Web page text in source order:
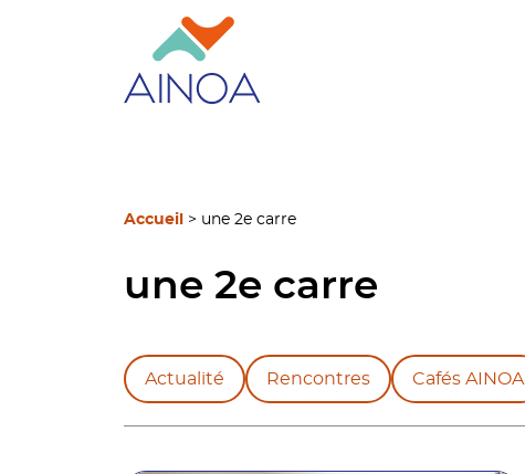
Accueil > une 2e carre
une 2e carre
Actualité Rencontres Cafés AINOA